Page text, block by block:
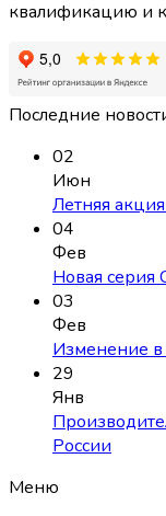
квалификацию и
Последние
02
Июн
Летняя
04
Фев
Новая серия
03
Фев
Изменение в
29
Янв
России
Меню